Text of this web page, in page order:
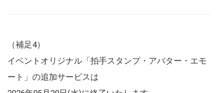
（補足4）
イベントオリジナル「拍手スタンプ・アバター・エモ
ート」の追加サービスは